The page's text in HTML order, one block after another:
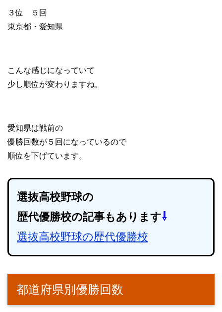
３位 ５回
東京都・愛知県
こんな感じになっていて
少し順位が変わりますね。
愛知県は戦前の
優勝回数が５回になっているので
順位を下げています。
選抜高校野球の
歴代優勝校の記事もあります⇩
選抜高校野球の歴代優勝校
都道府県別優勝回数